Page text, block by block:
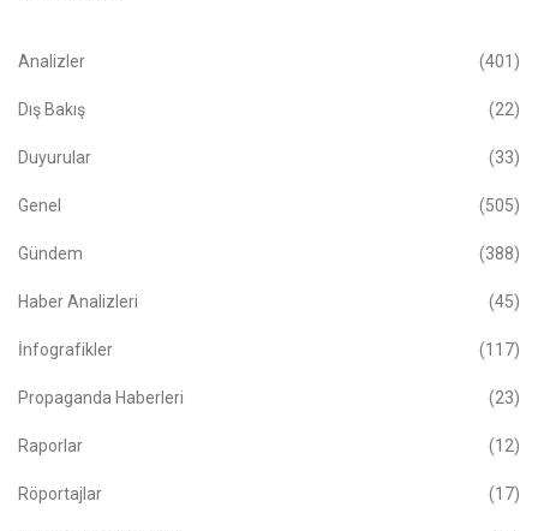
Analizler (401)
Dış Bakış (22)
Duyurular (33)
Genel (505)
Gündem (388)
Haber Analizleri (45)
İnfografikler (117)
Propaganda Haberleri (23)
Raporlar (12)
Röportajlar (17)